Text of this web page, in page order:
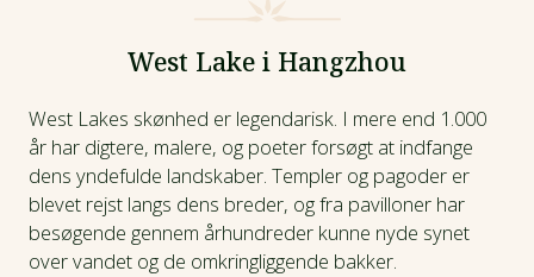
West Lake i Hangzhou
West Lakes skønhed er legendarisk. I mere end 1.000
år har digtere, malere, og poeter forsøgt at indfange
dens yndefulde landskaber. Templer og pagoder er
blevet rejst langs dens breder, og fra pavilloner har
besøgende gennem århundreder kunne nyde synet
over vandet og de omkringliggende bakker.